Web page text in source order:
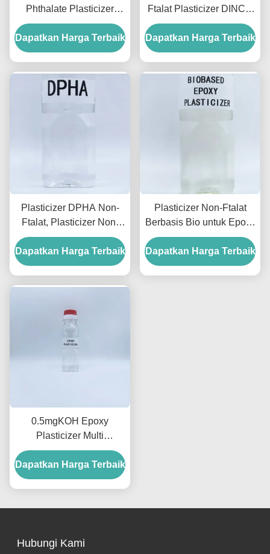
Phthalate Plasticizer
DOTP Plasticizer
Phthalate Untuk Sarung
Tangan Dan Kabel
Dapatkan Harga Terbaik
Ftalat Plasticizer DINCH
Plasticizer Kandungan
99.5
Dapatkan Harga Terbaik
Plasticizer DPHA Non-
Ftalat, Plasticizer Non-
Ftalat Untuk PVC Suhu
Rendah
Dapatkan Harga Terbaik
Plasticizer Non-Ftalat
Berbasis Bio untuk Epoxy
Plasticizer ESBO
0.988g/Cm3
Dapatkan Harga Terbaik
0.5mgKOH Epoxy
Plasticizer Multi
Fungsional Co stabilizer
Untuk PVC
Dapatkan Harga Terbaik
Hubungi Kami